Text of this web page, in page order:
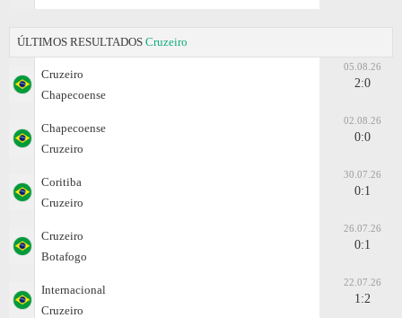
ÚLTIMOS RESULTADOS Cruzeiro
Cruzeiro
Chapecoense
05.08.26
2:0
Chapecoense
Cruzeiro
02.08.26
0:0
Coritiba
Cruzeiro
30.07.26
0:1
Cruzeiro
Botafogo
26.07.26
0:1
Internacional
Cruzeiro
22.07.26
1:2